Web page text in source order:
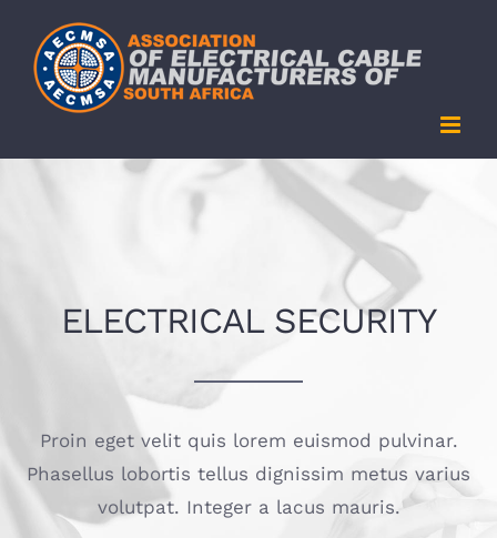
content
ELECTRICAL SECURITY
Proin eget velit quis lorem euismod pulvinar.
Phasellus lobortis tellus dignissim metus varius
volutpat. Integer a lacus mauris.